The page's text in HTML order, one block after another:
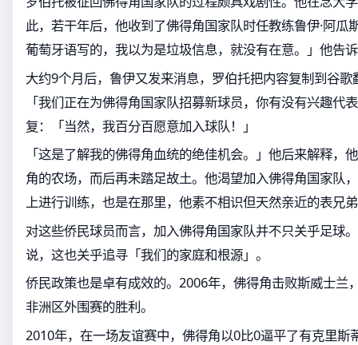
此，若干年后，他收到了佛得角国家队时任教练鲁伊·阿瓜
葡萄牙语写的，我以为是垃圾信息，就没有在意。」他告
大约9个月后，鲁伊又发来消息，罗伯托把内容复制到谷
「我们正在为佛得角国家队招募新球员，你有没有兴趣代
复：「当然，我百分百愿意加入球队！」
「这是了解我的佛得角血统的绝佳机会。」他后来解释，
角的农场，而后再未踏足故土。他渴望加入佛得角国家队
上进行训练，也是在那里，他素不相识但天然亲近的表兄
对这些侨民球员而言，加入佛得角国家队并不只关乎足球
说，这也关乎追寻「我们的家庭和根源」。
侨民政策也是卓有成效的。2006年，佛得角击败斯威士兰
非洲区外围赛的胜利。
2010年，在一场友谊赛中，佛得角以0比0逼平了有克里斯